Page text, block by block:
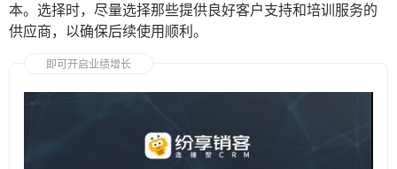
本。选择时，尽量选择那些提供良好客户支持和培训服务的
供应商，以确保后续使用顺利。
即可开启业绩增长